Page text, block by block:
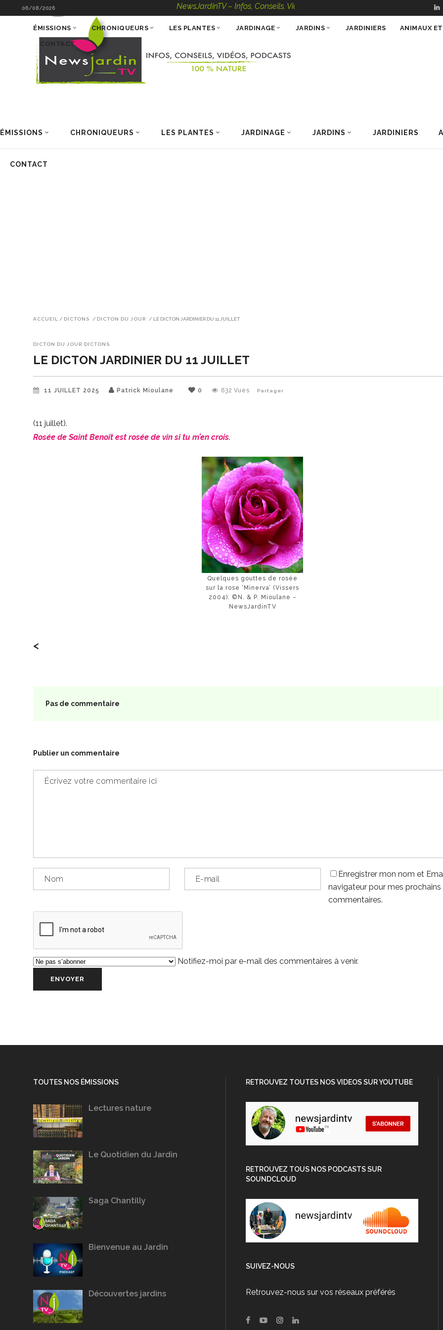
06/08/2026 NewsJardinTV – Infos, Conseils, Vidéos, Podcasts – 100 % Nature
ÉMISSIONS CHRONIQUEURS LES PLANTES JARDINAGE JARDINS JARDINIERS
CONTACT
ÉMISSIONS CHRONIQUEURS LES PLANTES JARDINAGE JARDINS JARDINIERS ANIMAUX
CONTACT
ACCUEIL / DICTONS / DICTON DU JOUR / LE DICTON JARDINIER DU 11 JUILLET
DICTON DU JOUR DICTONS
LE DICTON JARDINIER DU 11 JUILLET
11 JUILLET 2025 Patrick Mioulane 0 632 Vues Partager
(11 juillet).
Rosée de Saint Benoît est rosée de vin si tu m’en crois.
Quelques gouttes de rosée
sur la rose ‘Minerva’ (Vissers
2004). ©N. & P. Mioulane –
NewsJardinTV
<
Pas de commentaire
Publier un commentaire
Enregistrer mon nom et
navigateur pour mes prochains
commentaires.
Notifiez-moi par e-mail des commentaires à venir.
TOUTES NOS ÉMISSIONS
Lectures nature
Le Quotidien du Jardin
Saga Chantilly
Bienvenue au Jardin
Découvertes jardins
RETROUVEZ TOUTES NOS VIDEOS SUR YOUTUBE
RETROUVEZ TOUS NOS PODCASTS SUR
SOUNDCLOUD
SUIVEZ-NOUS
Retrouvez-nous sur vos réseaux préférés